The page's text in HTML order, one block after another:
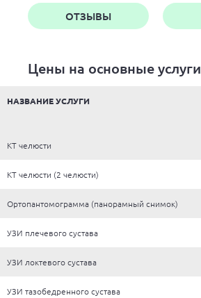
ОТЗЫВЫ
Цены на основные услуги
НАЗВАНИЕ УСЛУГИ
КТ челюсти
КТ челюсти (2 челюсти)
Ортопантомограмма (панорамный снимок)
УЗИ плечевого сустава
УЗИ локтевого сустава
УЗИ тазобедренного сустава